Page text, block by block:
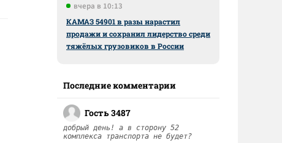
вчера в 10:13
КАМАЗ 54901 в разы нарастил
продажи и сохранил лидерство среди
тяжёлых грузовиков в России
Последние комментарии
Гость 3487
добрый день! а в сторону 52
комплекса транспорта не будет?